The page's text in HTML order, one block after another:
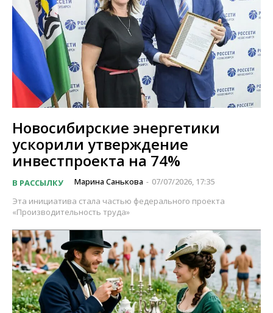
Новосибирские энергетики
ускорили утверждение
инвестпроекта на 74%
В РАССЫЛКУ Марина Санькова - 07/07/2026, 17:35
Эта инициатива стала частью федерального проекта
«Производительность труда»